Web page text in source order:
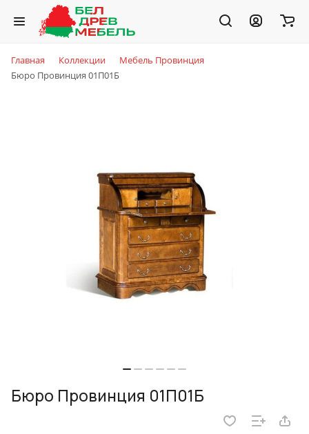
Главная Коллекции
Мебель Провинция
Бюро Провинция 01П01Б
Бюро Провинция 01П01Б